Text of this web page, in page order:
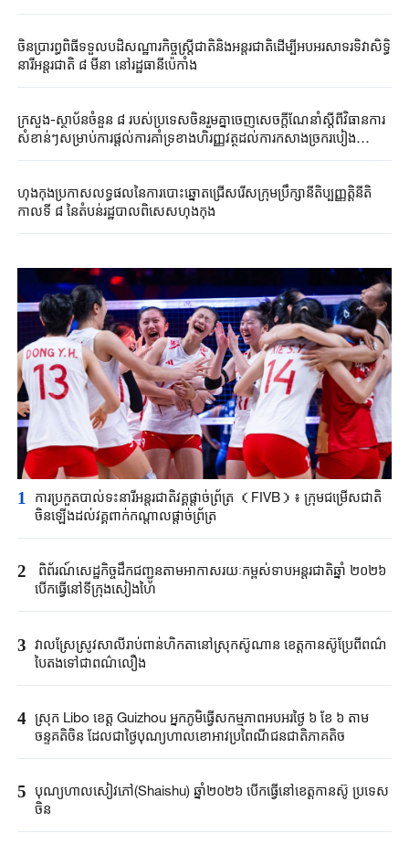
ចិនប្រារព្ធពិធីទទួលបដិសណ្ឋារកិច្ចស្ត្រីជាតិនិងអន្តរជាតិដើម្បីអបអរសាទរទិវាសិទ្ធិ
នារីអន្តរជាតិ ៨ មីនា នៅរដ្ឋធានីប៉េកាំង
ក្រសួង-ស្ថាប័នចំនួន ៨ របស់ប្រទេសចិនរួមគ្នាចេញសេចក្តីណែនាំស្តីពីវិធានការ
សំខាន់ៗសម្រាប់ការផ្តល់ការគាំទ្រខាងហិរញ្ញវត្ថុដល់ការកសាងច្រករបៀង
ហុងកុងប្រកាសលទ្ធផលនៃការបោះឆ្នោតជ្រើសរើសក្រុមប្រឹក្សានីតិប្បញ្ញត្តិនីតិ
កាលទី ៨ នៃតំបន់រដ្ឋបាលពិសេសហុងកុង
1
ការ​ប្រកួត​បាល់ទះ​នារីអន្តរជាតិ​វគ្គផ្តាច់ព្រ័ត្រ （FIVB）៖ ក្រុម​ជម្រើស​ជាតិ​
ចិនឡើងដល់​វគ្គពាក់កណ្តាលផ្តាច់ព្រ័ត្រ
2
ពិព័រណ៍សេដ្ឋកិច្ចដឹក​ជញ្ជូន​តាម​អាកាស​រយៈកម្ពស់ទាបអន្តរជាតិឆ្នាំ ២០២៦
បើកធ្វើ​នៅទីក្រុង​សៀងហៃ
3 វាលស្រែ​ស្រូវសាលីរាប់ពាន់ហិកតានៅ​ស្រុក​ស៊ូណាន​ ខេត្ត​កានស៊ូប្រែពីពណ៌
បៃតងទៅជាពណ៌លឿង
4 ស្រុក Libo ខេត្ត Guizhou អ្នកភូមិធ្វើសកម្មភាពអបអរថ្ងៃ ៦ ខែ ៦ តាម
ចន្ទគតិចិន ដែលជាថ្ងៃបុណ្យហាលខោអាវប្រពៃណីជនជាតិភាគតិច
5 បុណ្យហាលសៀវភៅ(Shaishu) ឆ្នាំ២០២៦ បើកធ្វើនៅ​ខេត្តកានស៊ូ ប្រទេស​
ចិន​